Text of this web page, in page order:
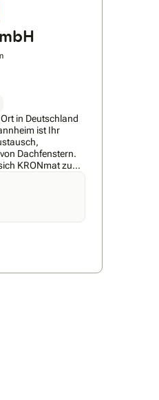
in Deutschland
ist Ihr
Dachfenstern.
KRONmat zu
mit
bieten. Unsere
Ennepetal,
Ihren